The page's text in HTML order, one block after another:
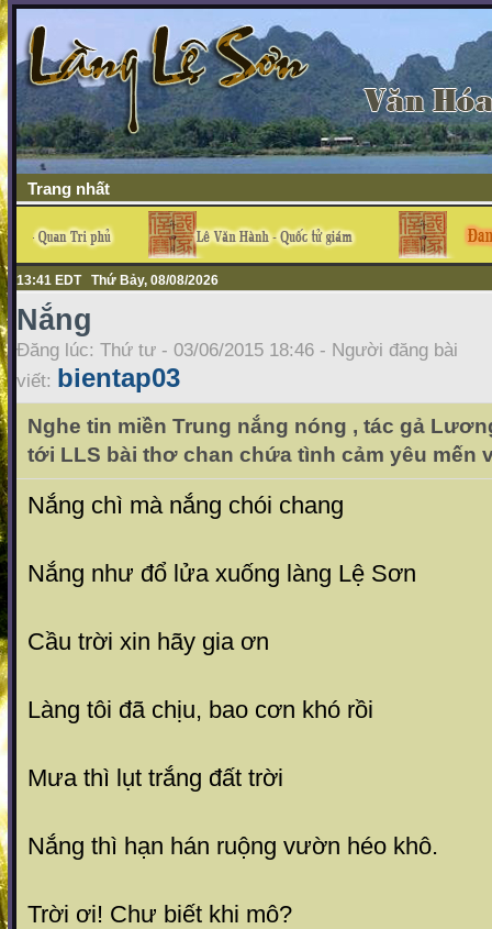
Trang nhất
13:41 EDT Thứ Bảy, 08/08/2026
Nắng
Đăng lúc: Thứ tư - 03/06/2015 18:46 - Người đăng bài
viết: bientap03
Nghe tin miền Trung nắng nóng , tác gả
tới LLS bài thơ chan chứa tình cảm yêu mến
Nắng chì mà nắng chói chang
Nắng như đổ lửa xuống làng Lệ Sơn
Cầu trời xin hãy gia ơn
Làng tôi đã chịu, bao cơn khó rồi
Mưa thì lụt trắng đất trời
Nắng thì hạn hán ruộng vườn héo khô.
Trời ơi! Chư biết khi mô?